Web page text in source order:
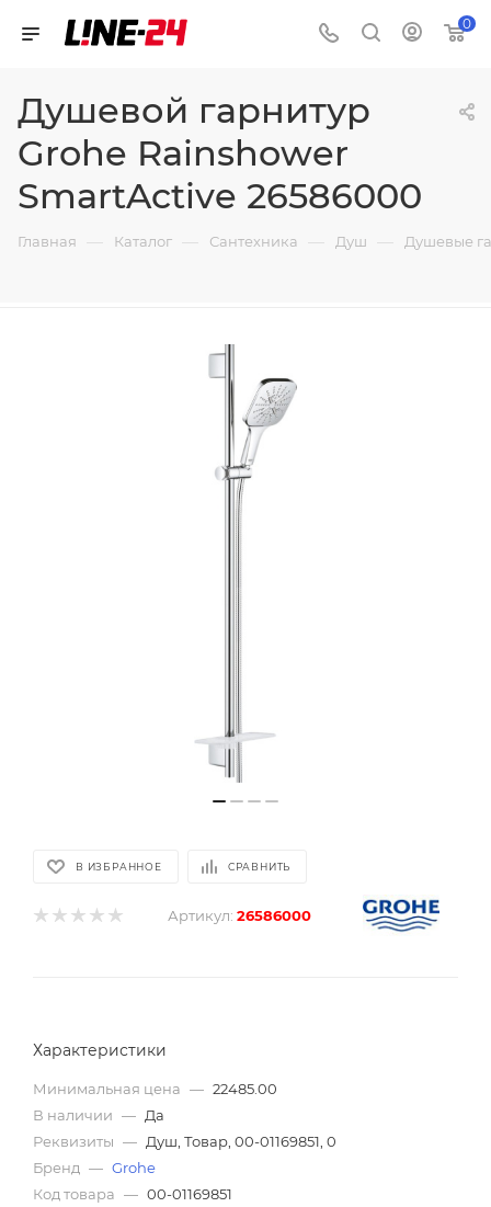
0
Душевой гарнитур
Grohe Rainshower
SmartActive 26586000
Главная — Каталог — Сантехника — Душ — Душевые
В ИЗБРАННОЕ СРАВНИТЬ
Артикул: 26586000
Характеристики
Минимальная цена — 22485.00
В наличии — Да
Реквизиты — Душ, Товар, 00-01169851, 0
Бренд — Grohe
Код товара — 00-01169851